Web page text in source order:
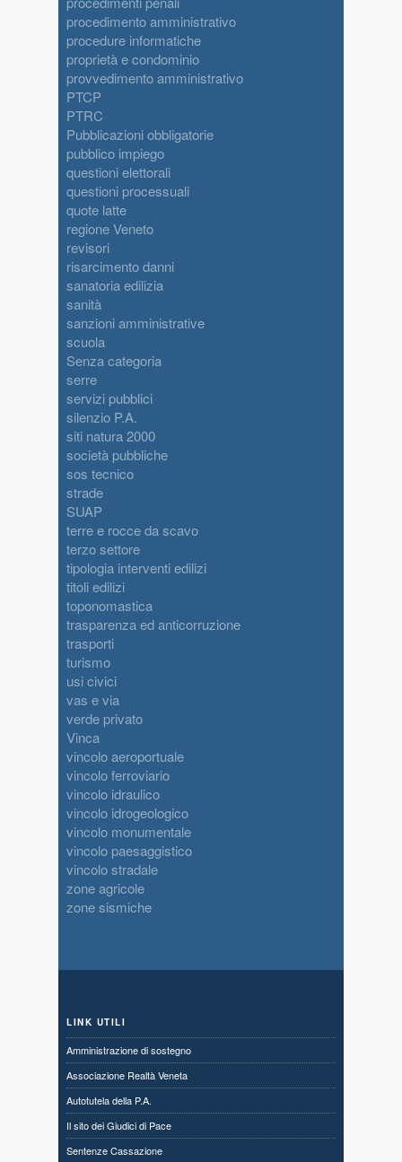
procedimento amministrativo
procedure informatiche
proprietà e condominio
provvedimento amministrativo
PTCP
PTRC
Pubblicazioni obbligatorie
pubblico impiego
questioni elettorali
questioni processuali
quote latte
regione Veneto
revisori
risarcimento danni
sanatoria edilizia
sanità
sanzioni amministrative
scuola
Senza categoria
serre
servizi pubblici
silenzio P.A.
siti natura 2000
società pubbliche
sos tecnico
strade
SUAP
terre e rocce da scavo
terzo settore
tipologia interventi edilizi
titoli edilizi
toponomastica
trasparenza ed anticorruzione
trasporti
turismo
usi civici
vas e via
verde privato
Vinca
vincolo aeroportuale
vincolo ferroviario
vincolo idraulico
vincolo idrogeologico
vincolo monumentale
vincolo paesaggistico
vincolo stradale
zone agricole
zone sismiche
LINK UTILI
Amministrazione di sostegno
Associazione Realtà Veneta
Autotutela della P.A.
Il sito dei Giudici di Pace
Sentenze Cassazione